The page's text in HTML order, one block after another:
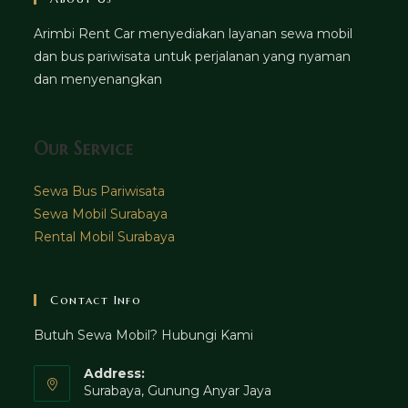
Arimbi Rent Car menyediakan layanan sewa mobil
dan bus pariwisata untuk perjalanan yang nyaman
dan menyenangkan
Our Service
Sewa Bus Pariwisata
Sewa Mobil Surabaya
Rental Mobil Surabaya
Contact Info
Butuh Sewa Mobil? Hubungi Kami
Address:
Surabaya, Gunung Anyar Jaya